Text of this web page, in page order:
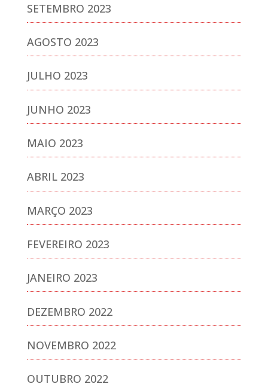
SETEMBRO 2023
AGOSTO 2023
JULHO 2023
JUNHO 2023
MAIO 2023
ABRIL 2023
MARÇO 2023
FEVEREIRO 2023
JANEIRO 2023
DEZEMBRO 2022
NOVEMBRO 2022
OUTUBRO 2022